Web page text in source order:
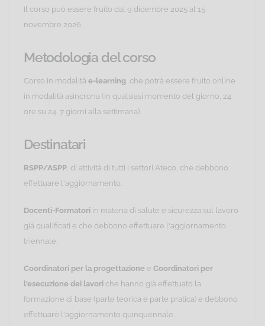
Il corso può essere fruito dal 9 dicembre 2025 al 15
novembre 2026.
Metodologia del corso
Corso in modalità e-learning , che potrà essere fruito online
in modalità asincrona (in qualsiasi momento del giorno, 24
ore su 24, 7 giorni alla settimana).
Destinatari
RSPP/ASPP , di attività di tutti i settori Ateco, che debbono
effettuare l'aggiornamento.
Docenti-Formatori in materia di salute e sicurezza sul lavoro
già qualificati e che debbono effettuare l'aggiornamento
triennale.
Coordinatori per la progettazione e Coordinatori per
l'esecuzione dei lavori che hanno già effettuato la
formazione di base (parte teorica e parte pratica) e debbono
effettuare l'aggiornamento quinquennale.